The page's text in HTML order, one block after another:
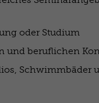
oder Studium
und beruflichen
Schwimmbäder